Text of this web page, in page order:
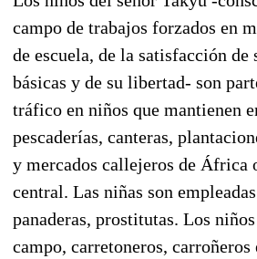
campo de trabajos forzados en
de escuela, de la satisfacción de
básicas y de su libertad- son
tráfico en niños que mantienen
pescaderías, canteras,
y mercados callejeros de África
central. Las niñas son
panaderas, prostitutas. Los
campo, carretoneros, carroñeros